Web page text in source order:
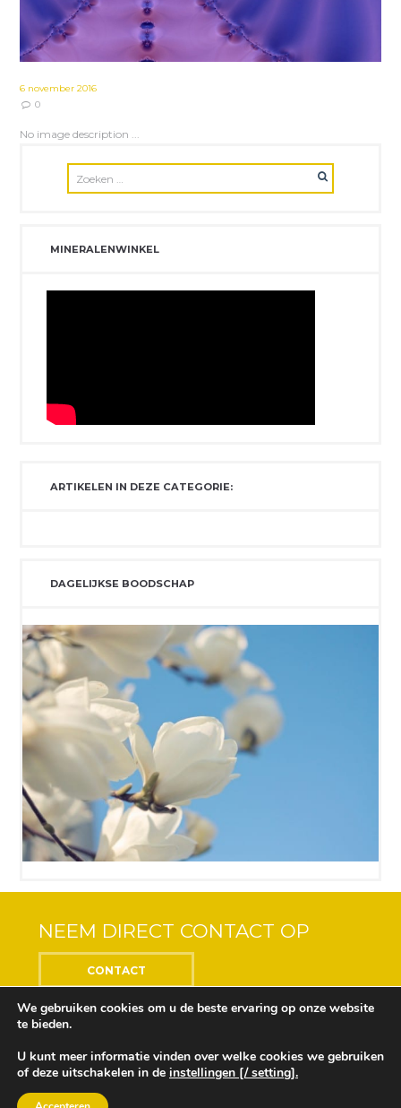
6 november 2016
0
No image description ...
MINERALENWINKEL
ARTIKELEN IN DEZE CATEGORIE:
DAGELIJKSE BOODSCHAP
NEEM DIRECT CONTACT OP
CONTACT
Center of the Soul © 2018 Alle rechten voorbehouden
Ontwikkeling en ontwerp doorDesign Depot
We gebruiken cookies om u de beste ervaring op onze website
te bieden.
U kunt meer informatie vinden over welke cookies we gebruiken
of deze uitschakelen in de instellingen [/ setting].